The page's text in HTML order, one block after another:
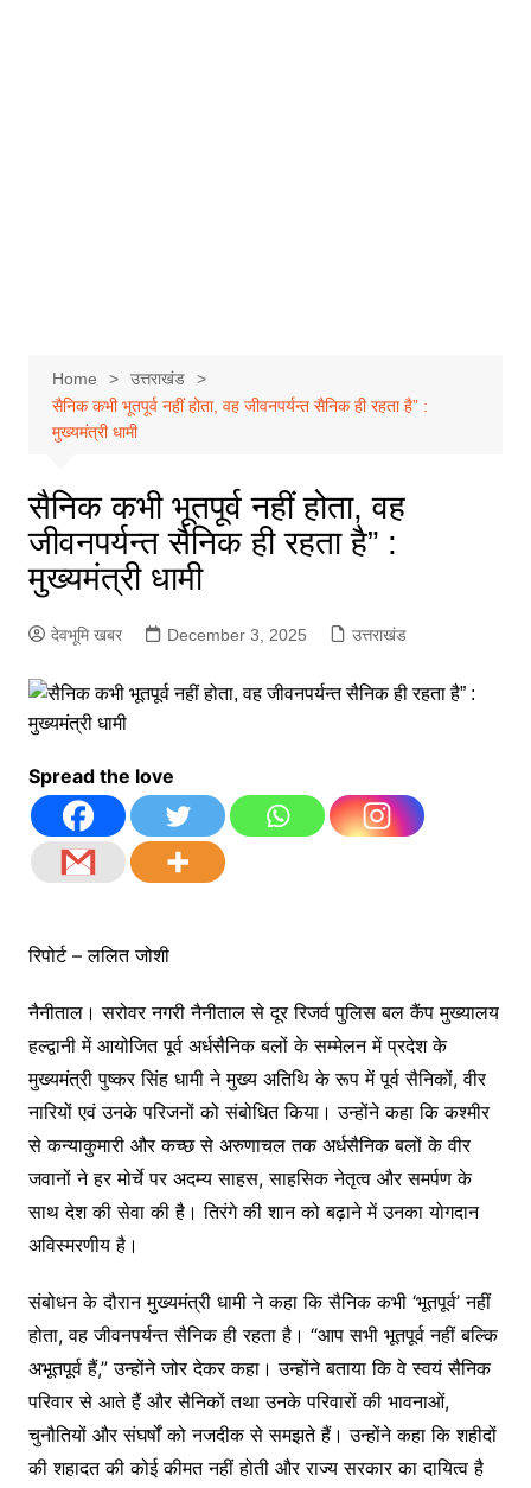
Home
उत्तराखंड
सैनिक कभी भूतपूर्व नहीं होता, वह जीवनपर्यन्त सैनिक ही रहता है” :
मुख्यमंत्री धामी
सैनिक कभी भूतपूर्व नहीं होता, वह
जीवनपर्यन्त सैनिक ही रहता है” :
मुख्यमंत्री धामी
देवभूमि खबर December 3, 2025 उत्तराखंड
Spread the love
रिपोर्ट – ललित जोशी
नैनीताल। सरोवर नगरी नैनीताल से दूर रिजर्व पुलिस बल कैंप मुख्यालय
हल्द्वानी में आयोजित पूर्व अर्धसैनिक बलों के सम्मेलन में प्रदेश के
मुख्यमंत्री पुष्कर सिंह धामी ने मुख्य अतिथि के रूप में पूर्व सैनिकों, वीर
नारियों एवं उनके परिजनों को संबोधित किया। उन्होंने कहा कि कश्मीर
से कन्याकुमारी और कच्छ से अरुणाचल तक अर्धसैनिक बलों के वीर
जवानों ने हर मोर्चे पर अदम्य साहस, साहसिक नेतृत्व और समर्पण के
साथ देश की सेवा की है। तिरंगे की शान को बढ़ाने में उनका योगदान
अविस्मरणीय है।
संबोधन के दौरान मुख्यमंत्री धामी ने कहा कि सैनिक कभी ‘भूतपूर्व’ नहीं
होता, वह जीवनपर्यन्त सैनिक ही रहता है। “आप सभी भूतपूर्व नहीं बल्कि
अभूतपूर्व हैं,” उन्होंने जोर देकर कहा। उन्होंने बताया कि वे स्वयं सैनिक
परिवार से आते हैं और सैनिकों तथा उनके परिवारों की भावनाओं,
चुनौतियों और संघर्षों को नजदीक से समझते हैं। उन्होंने कहा कि शहीदों
की शहादत की कोई कीमत नहीं होती और राज्य सरकार का दायित्व है